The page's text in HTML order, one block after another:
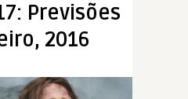
Previsões
2016